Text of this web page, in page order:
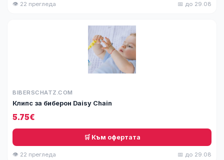
👁 22 прегледа 📅 до 29.08
BIBERSCHATZ.COM
Клипс за биберон Daisy Chain
5.75€
🛒 Към офертата
👁 22 прегледа 📅 до 29.08